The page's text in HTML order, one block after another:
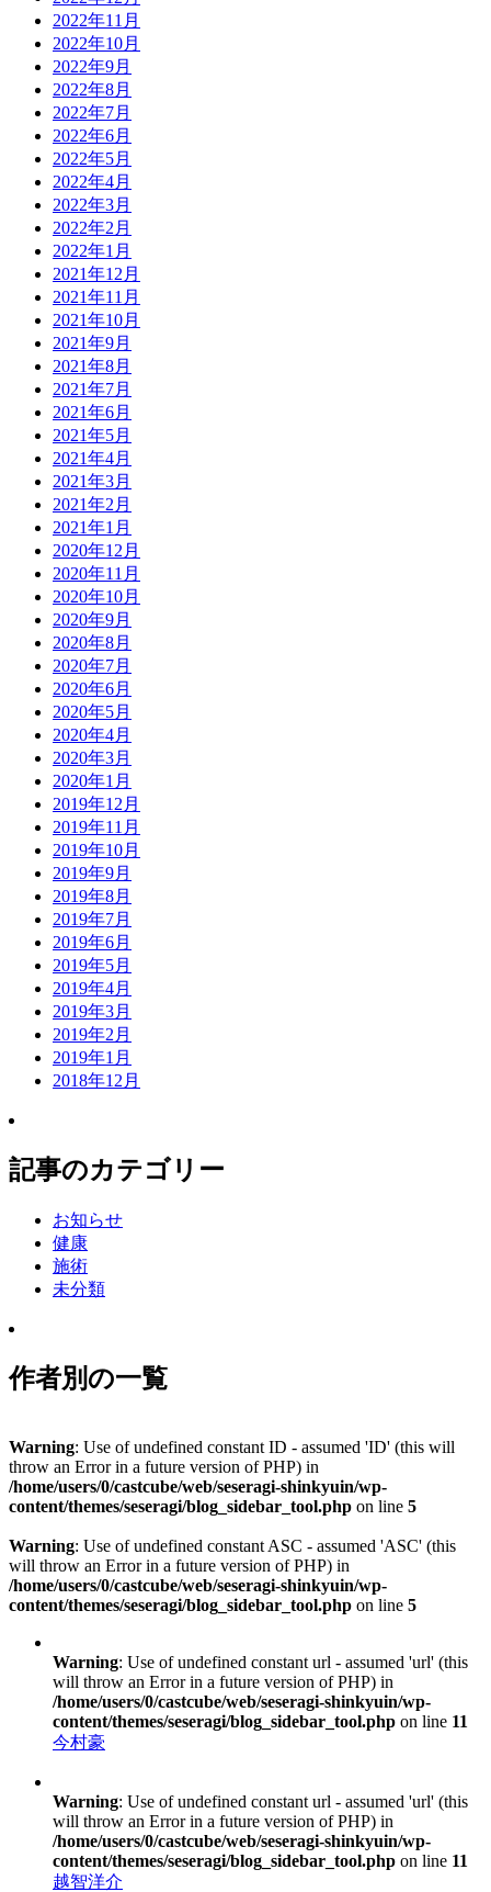
2022年11月
2022年10月
2022年9月
2022年8月
2022年7月
2022年6月
2022年5月
2022年4月
2022年3月
2022年2月
2022年1月
2021年12月
2021年11月
2021年10月
2021年9月
2021年8月
2021年7月
2021年6月
2021年5月
2021年4月
2021年3月
2021年2月
2021年1月
2020年12月
2020年11月
2020年10月
2020年9月
2020年8月
2020年7月
2020年6月
2020年5月
2020年4月
2020年3月
2020年1月
2019年12月
2019年11月
2019年10月
2019年9月
2019年8月
2019年7月
2019年6月
2019年5月
2019年4月
2019年3月
2019年2月
2019年1月
2018年12月
記事のカテゴリー
お知らせ
健康
施術
未分類
作者別の一覧
Warning: Use of undefined constant ID - assumed 'ID' (this will
throw an Error in a future version of PHP) in
/home/users/0/castcube/web/seseragi-shinkyuin/wp-
content/themes/seseragi/blog_sidebar_tool.php on line 5
Warning: Use of undefined constant ASC - assumed 'ASC' (this
will throw an Error in a future version of PHP) in
/home/users/0/castcube/web/seseragi-shinkyuin/wp-
content/themes/seseragi/blog_sidebar_tool.php on line 5
Warning: Use of undefined constant url - assumed 'url' (this
will throw an Error in a future version of PHP) in
/home/users/0/castcube/web/seseragi-shinkyuin/wp-
content/themes/seseragi/blog_sidebar_tool.php on line 11
今村豪
Warning: Use of undefined constant url - assumed 'url' (this
will throw an Error in a future version of PHP) in
/home/users/0/castcube/web/seseragi-shinkyuin/wp-
content/themes/seseragi/blog_sidebar_tool.php on line 11
越智洋介